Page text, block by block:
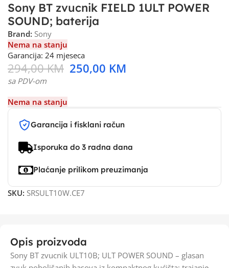
Sony BT zvucnik FIELD 1ULT POWER
SOUND; baterija
Brand: Sony
Nema na stanju
Garancija: 24 mjeseca
294,00KM 250,00 KM
sa PDV-om
Nema na stanju
Garancija i fisklani račun
Isporuka do 3 radna dana
Plaćanje prilikom preuzimanja
SKU: SRSULT10W.CE7
Opis proizvoda
Sony BT zvucnik ULT10B; ULT POWER SOUND – glasan